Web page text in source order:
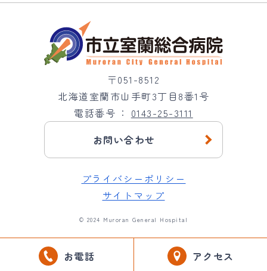
〒051-8512
北海道室蘭市山手町3丁目8番1号
電話番号
0143-25-3111
お問い合わせ
プライバシーポリシー
サイトマップ
© 2024 Muroran General Hospital
お電話 アクセス